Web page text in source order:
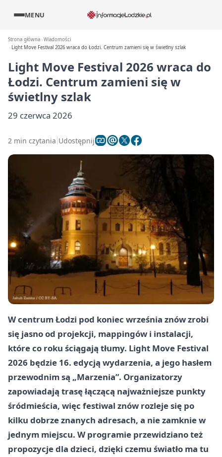
MENU
Strona główna Wiadomości
Light Move Festival 2026 wraca do Łodzi. Centrum zamieni się w świetlny szlak
Light Move Festival 2026 wraca do
Łodzi. Centrum zamieni się w
świetlny szlak
29 czerwca 2026
2 min czytania Udostępnij
W centrum Łodzi pod koniec września znów zrobi
się jasno od projekcji, mappingów i instalacji,
które co roku ściągają tłumy. Light Move Festival
2026 będzie 16. edycją wydarzenia, a jego hasłem
przewodnim są „Marzenia”. Organizatorzy
zapowiadają trasę łączącą najważniejsze punkty
śródmieścia, więc festiwal znów rozleje się po
kilku dobrze znanych adresach, a nie zamknie w
jednym miejscu. W programie przewidziano też
propozycje dla dzieci, dzięki czemu światło ma tu